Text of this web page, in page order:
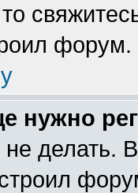
форум.
нужно
делать.